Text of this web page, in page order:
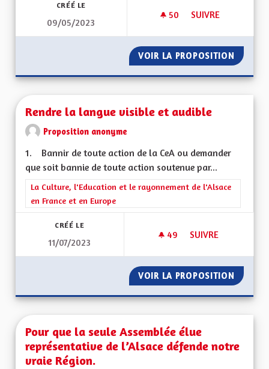
CRÉÉ LE
09/05/2023
50 50 ABONNÉS
SUIVRE
VOIR LA PROPOSITION LA
Rendre la langue visible et audible
Proposition anonyme
1. Bannir de toute action de la CeA ou demander
que soit bannie de toute action soutenue par...
Filtrer les résultats de la catégorie : La Culture, l'Education et
La Culture, l'Education et le rayonnement de l'Alsace
en France et en Europe
CRÉÉ LE
11/07/2023
49 49 ABONNÉS
SUIVRE
VOIR LA PROPOSITION
Pour que la seule Assemblée élue
représentative de l’Alsace défende notre
vraie Région.